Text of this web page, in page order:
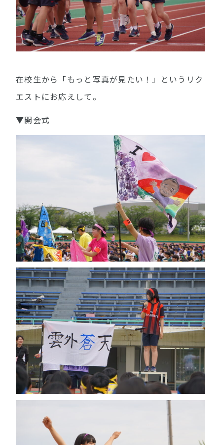
在校生から「もっと写真が見たい！」というリク
エストにお応えして。
▼開会式